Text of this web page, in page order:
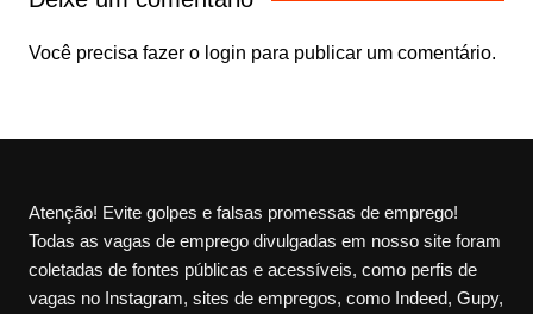
Você precisa fazer o login para publicar um comentário.
Atenção! Evite golpes e falsas promessas de emprego!
Todas as vagas de emprego divulgadas em nosso site foram
coletadas de fontes públicas e acessíveis, como perfis de
vagas no Instagram, sites de empregos, como Indeed, Gupy,